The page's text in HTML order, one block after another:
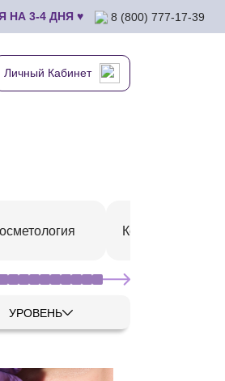
3-4 ДНЯ ♥ 8 (800) 777-17-39
Личный Кабинет
Коррекция
УРОВЕНЬ